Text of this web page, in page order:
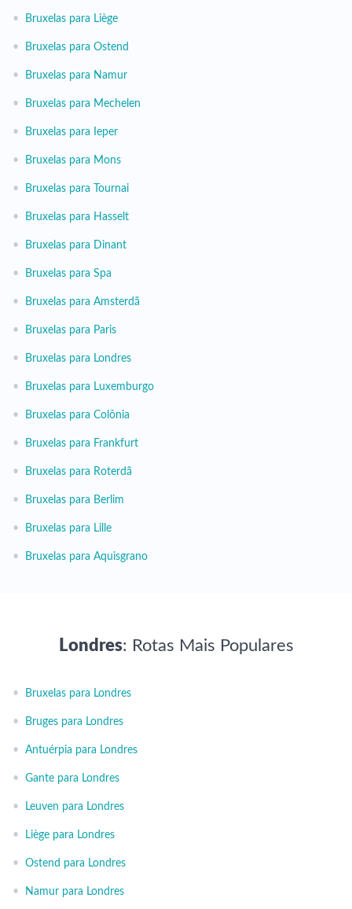
• Bruxelas para Liège
• Bruxelas para Ostend
• Bruxelas para Namur
• Bruxelas para Mechelen
• Bruxelas para Ieper
• Bruxelas para Mons
• Bruxelas para Tournai
• Bruxelas para Hasselt
• Bruxelas para Dinant
• Bruxelas para Spa
• Bruxelas para Amsterdã
• Bruxelas para Paris
• Bruxelas para Londres
• Bruxelas para Luxemburgo
• Bruxelas para Colônia
• Bruxelas para Frankfurt
• Bruxelas para Roterdã
• Bruxelas para Berlim
• Bruxelas para Lille
• Bruxelas para Aquisgrano
Londres: Rotas Mais Populares
• Bruxelas para Londres
• Bruges para Londres
• Antuérpia para Londres
• Gante para Londres
• Leuven para Londres
• Liège para Londres
• Ostend para Londres
• Namur para Londres